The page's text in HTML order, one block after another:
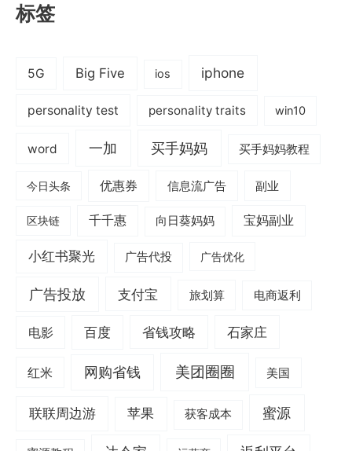
标签
5G Big Five ios iphone
personality test personality traits win10
word 一加 买手妈妈 买手妈妈教程
今日头条 优惠券 信息流广告 副业
区块链 千千惠 向日葵妈妈 宝妈副业
小红书聚光 广告代投 广告优化
广告投放 支付宝 旅划算 电商返利
电影 百度 省钱攻略 石家庄
红米 网购省钱 美团圈圈 美国
联联周边游 苹果 获客成本 蜜源